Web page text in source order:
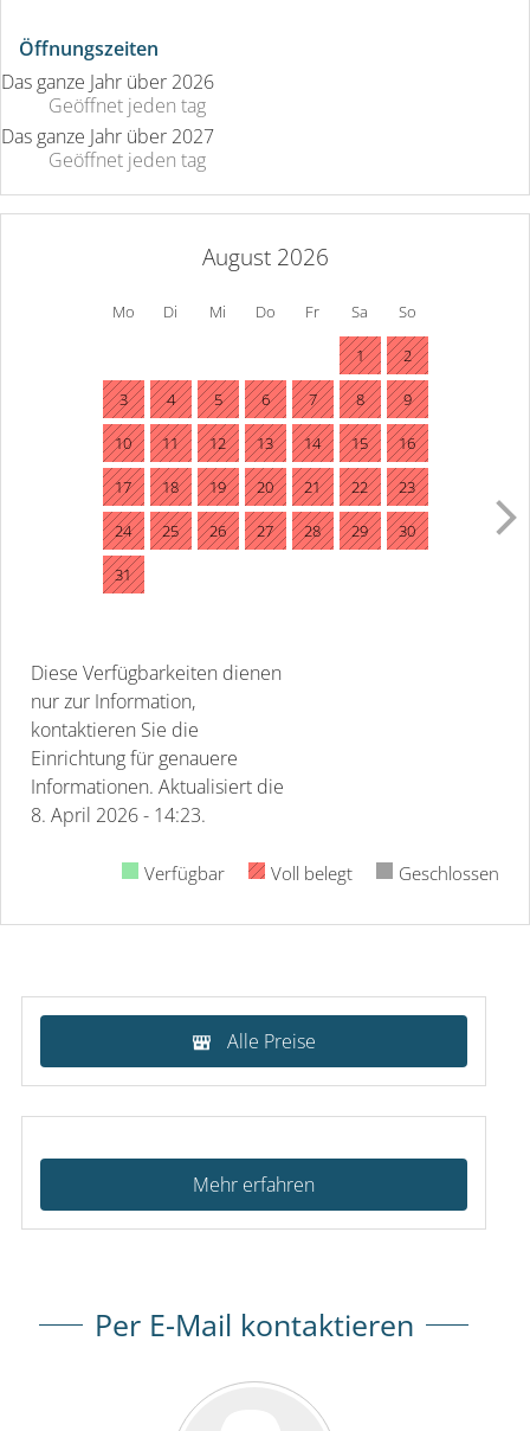
Öffnungszeiten
Das ganze Jahr über 2026
Geöffnet jeden tag
Das ganze Jahr über 2027
Geöffnet jeden tag
August 2026
Mo Di Mi Do Fr Sa So
1 2
3 4 5 6 7 8 9
10 11 12 13 14 15 16
17 18 19 20 21 22 23
24 25 26 27 28 29 30
31
Diese Verfügbarkeiten dienen
nur zur Information,
kontaktieren Sie die
Einrichtung für genauere
Informationen. Aktualisiert die
8. April 2026 - 14:23.
Verfügbar Voll belegt Geschlossen
Alle Preise
Mehr erfahren
Per E-Mail kontaktieren